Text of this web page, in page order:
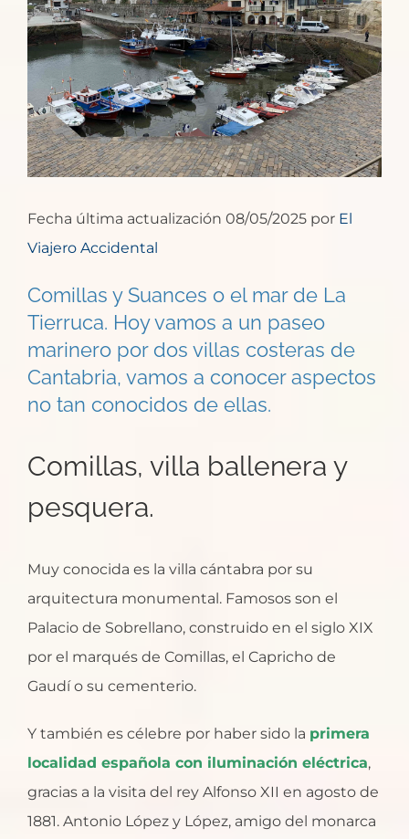
grande
Fecha última actualización 08/05/2025 por El
Viajero Accidental
Comillas y Suances o el mar de La
Tierruca. Hoy vamos a un paseo
marinero por dos villas costeras de
Cantabria, vamos a conocer aspectos
no tan conocidos de ellas.
Comillas, villa ballenera y
pesquera.
Muy conocida es la villa cántabra por su
arquitectura monumental. Famosos son el
Palacio de Sobrellano, construido en el siglo XIX
por el marqués de Comillas, el Capricho de
Gaudí o su cementerio.
Y también es célebre por haber sido la primera
localidad española con iluminación eléctrica,
gracias a la visita del rey Alfonso XII en agosto de
1881. Antonio López y López, amigo del monarca